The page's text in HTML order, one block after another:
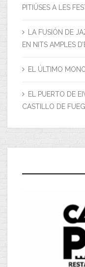
PITIÜSES A LES
LA FUSIÓN DE
EN NITS AMPLES
EL ÚLTIMO
EL PUERTO DE
CASTILLO DE